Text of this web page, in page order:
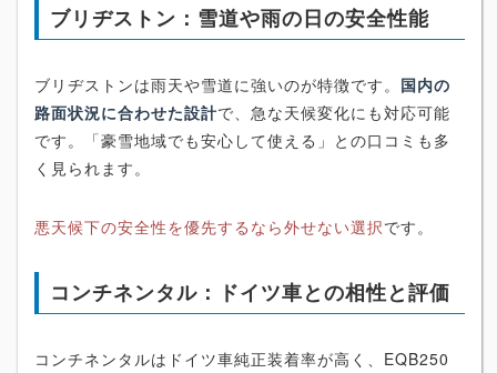
ブリヂストン：雪道や雨の日の安全性能
ブリヂストンは雨天や雪道に強いのが特徴です。 国内の
路面状況に合わせた設計で、急な天候変化にも対応可能
です。「豪雪地域でも安心して使える」との口コミも多
く見られます。
悪天候下の安全性を優先するなら外せない選択です。
コンチネンタル：ドイツ車との相性と評価
コンチネンタルはドイツ車純正装着率が高く、EQB250